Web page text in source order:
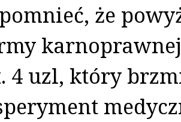
że
4 uzl, który